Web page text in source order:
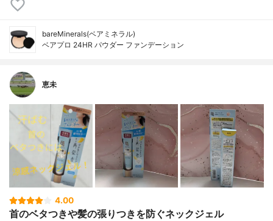
bareMinerals(ベアミネラル)
ベアプロ 24HR パウダー ファンデーション
恵未
4.00
首のベタつきや髪の張りつきを防ぐネックジェル